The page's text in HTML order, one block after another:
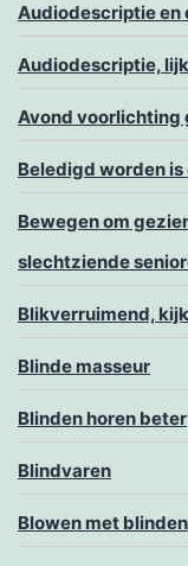
Audiodescriptie en
Audiodescriptie,
Avond voorlichting
Beledigd worden
Bewegen om
slechtziende
Blikverruimend,
Blinde masseur
Blinden horen beter
Blindvaren
Blowen met blinden